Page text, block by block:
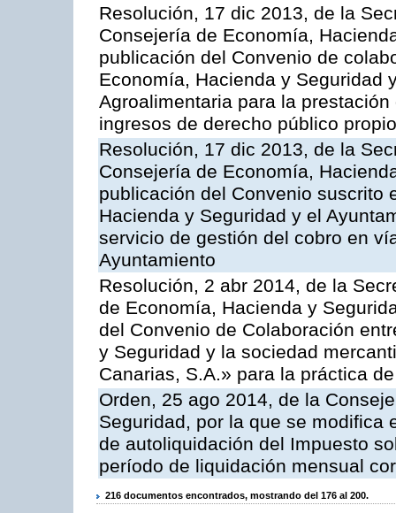
Resolución, 17 dic 2013, de la
Consejería de Economía,
publicación del Convenio de
Economía, Hacienda y Seguridad
Agroalimentaria para la
ingresos de derecho público
Resolución, 17 dic 2013, de la
Consejería de Economía,
publicación del Convenio suscrito
Hacienda y Seguridad y el
servicio de gestión del cobro en
Ayuntamiento
Resolución, 2 abr 2014, de la
de Economía, Hacienda y
del Convenio de Colaboración
y Seguridad y la sociedad
Canarias, S.A.» para la práctica
Orden, 25 ago 2014, de la
Seguridad, por la que se modifica
de autoliquidación del Impuesto
período de liquidación mensual
216 documentos encontrados, mostrando del 176 al 200.